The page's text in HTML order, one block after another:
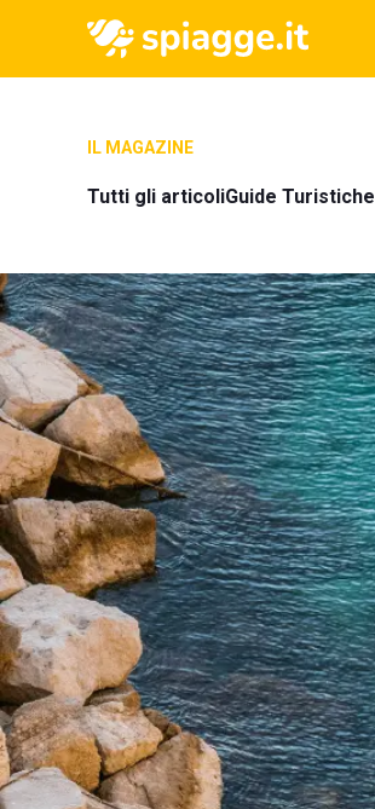
IL MAGAZINE
Tutti gli articoliGuide Turistiche